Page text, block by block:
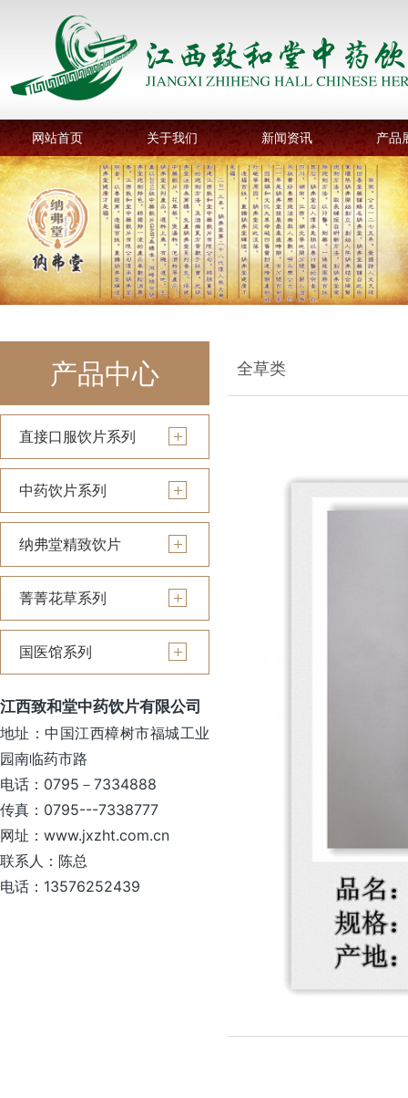
网站首页 关于我们 新闻资讯 产品
产品中心
直接口服饮片系列
中药饮片系列
纳弗堂精致饮片
菁菁花草系列
国医馆系列
江西致和堂中药饮片有限公司
地址：中国江西樟树市福城工业
园南临药市路
电话：0795－7334888
传真：0795---7338777
网址：www.jxzht.com.cn
联系人：陈总
电话：13576252439
全草类